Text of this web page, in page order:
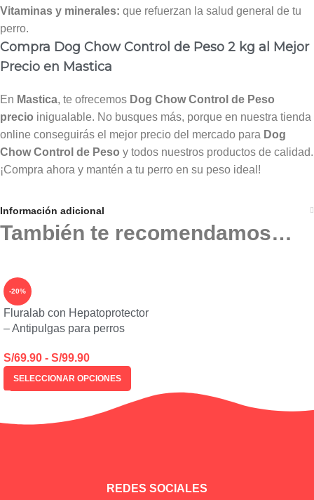
Vitaminas y minerales: que refuerzan la salud general de tu
perro.
Compra Dog Chow Control de Peso 2 kg al Mejor
Precio en Mastica
En Mastica, te ofrecemos Dog Chow Control de Peso
precio inigualable. No busques más, porque en nuestra tienda
online conseguirás el mejor precio del mercado para Dog
Chow Control de Peso y todos nuestros productos de calidad.
¡Compra ahora y mantén a tu perro en su peso ideal!
Información adicional
También te recomendamos…
-20%
Fluralab con Hepatoprotector
– Antipulgas para perros
S/69.90 - S/99.90
SELECCIONAR OPCIONES
REDES SOCIALES